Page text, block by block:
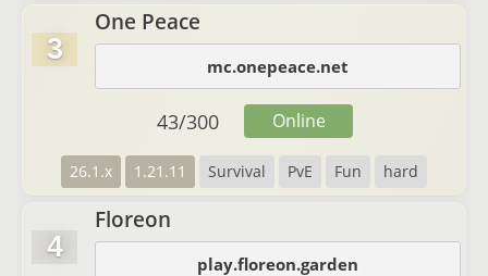
3
One Peace
mc.onepeace.net
26.1.x 1.21.11 Survival PvE Fun hard
43/300 Online
4
Floreon
play.floreon.garden